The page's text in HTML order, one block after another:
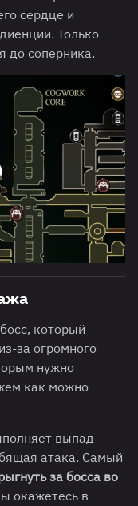
сердце и
Только
до соперника.
который
за огромного
нужно
как можно
выпад
атака. Самый
за босса во
окажетесь в